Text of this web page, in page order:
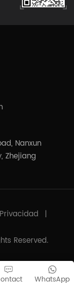
Nanxun
Zhejiang
|
Reserved.
WhatsApp